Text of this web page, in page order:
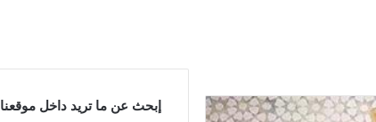
إبحث عن ما تريد داخل موقعنا